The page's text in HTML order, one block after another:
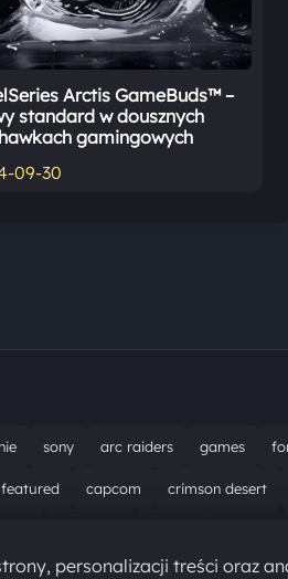
Arctis GameBuds™ –
standard w dousznych
gamingowych
09-30
sony arc raiders games
featured capcom crimson desert
games hytale
personalizacji treści oraz